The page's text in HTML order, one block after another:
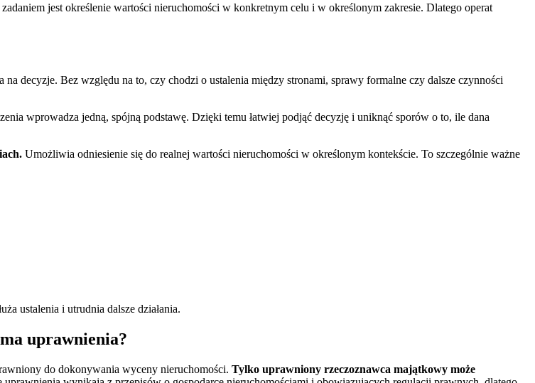
jest określenie wartości nieruchomości w konkretnym celu i w określonym zakresie. Dlatego operat
decyzje. Bez względu na to, czy chodzi o ustalenia między stronami, sprawy formalne czy dalsze czynności
wprowadza jedną, spójną podstawę. Dzięki temu łatwiej podjąć decyzję i uniknąć sporów o to, ile dana
Umożliwia odniesienie się do realnej wartości nieruchomości w określonym kontekście. To szczególnie ważne
ustalenia i utrudnia dalsze działania.
uprawnienia?
do dokonywania wyceny nieruchomości. Tylko uprawniony rzeczoznawca majątkowy może